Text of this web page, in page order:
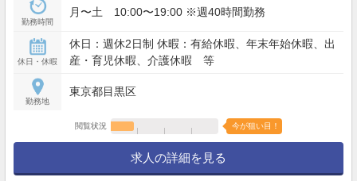
勤務時間
月〜土 10:00〜19:00 ※週40時間勤務
休日・休暇
休日：週休2日制 休暇：有給休暇、年末年始休暇、出
産・育児休暇、介護休暇 等
勤務地
東京都目黒区
閲覧状況 今が狙い目！
求人の詳細を見る